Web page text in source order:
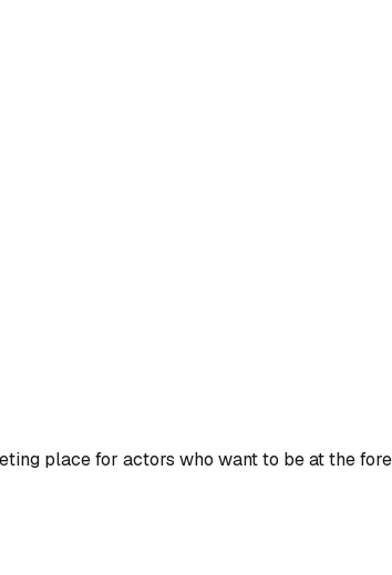
place for actors who want to be at the